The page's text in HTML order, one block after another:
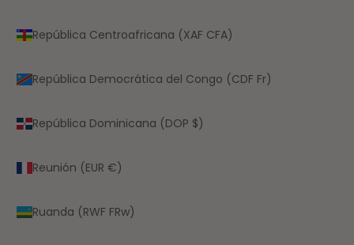
República Centroafricana (XAF CFA)
República Democrática del Congo (CDF Fr)
República Dominicana (DOP $)
Reunión (EUR €)
Ruanda (RWF FRw)